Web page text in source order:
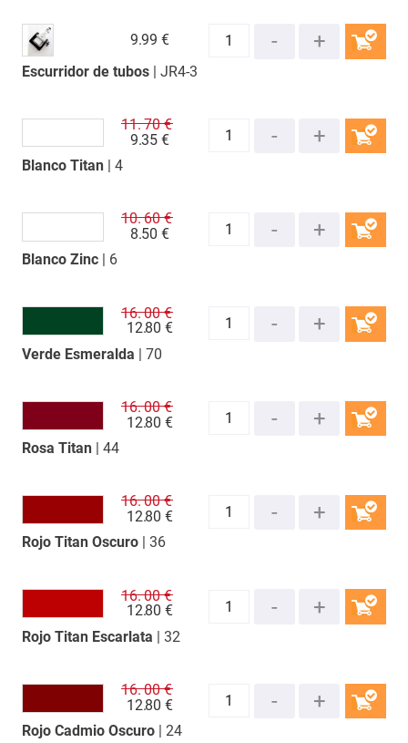
Escurridor de tubos| JR4-3
9.99 €
Blanco Titan| 4
11.70 €
9.35 €
Blanco Zinc| 6
10.60 €
8.50 €
Verde Esmeralda | 70
16.00 €
12.80 €
Rosa Titan| 44
16.00 €
12.80 €
Rojo Titan Oscuro| 36
16.00 €
12.80 €
Rojo Titan Escarlata | 32
16.00 €
12.80 €
Rojo Cadmio Oscuro| 24
16.00 €
12.80 €